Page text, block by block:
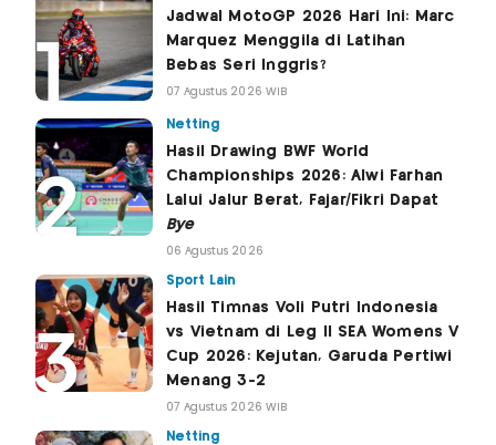
Jadwal MotoGP 2026 Hari Ini: Marc
Marquez Menggila di Latihan
Bebas Seri Inggris?
07 Agustus 2026 WIB
Netting
Hasil Drawing BWF World
Championships 2026: Alwi Farhan
Lalui Jalur Berat, Fajar/Fikri Dapat
Bye
06 Agustus 2026
Sport Lain
Hasil Timnas Voli Putri Indonesia
vs Vietnam di Leg II SEA Womens V
Cup 2026: Kejutan, Garuda Pertiwi
Menang 3-2
07 Agustus 2026 WIB
Netting